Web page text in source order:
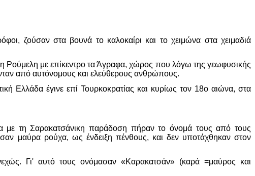
ζούσαν στα βουνά το καλοκαίρι και το χειμώνα στα χειμαδιά
η Ρούμελη με επίκεντρο τα Άγραφα, χώρος που λόγω της γεωφυσικής
από αυτόνομους και ελεύθερους ανθρώπους.
Ελλάδα έγινε επί Τουρκοκρατίας και κυρίως τον 18ο αιώνα, στα
με τη Σαρακατσάνικη παράδοση πήραν το όνομά τους από τους
μαύρα ρούχα, ως ένδειξη πένθους, και δεν υποτάχθηκαν στον
Γι' αυτό τους ονόμασαν «Καρακατσάν» (καρά =μαύρος και